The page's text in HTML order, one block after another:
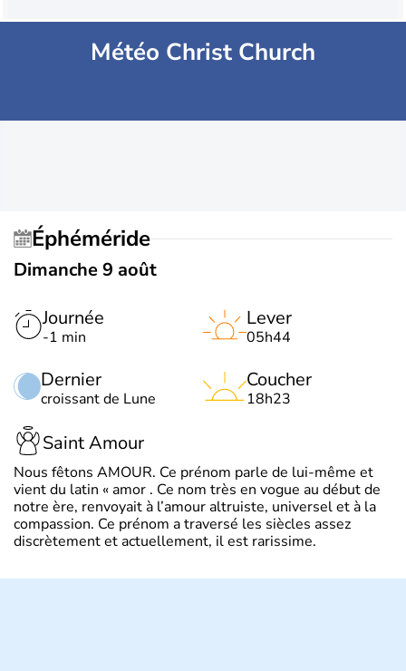
Météo Christ Church
Éphéméride
Dimanche 9 août
Journée
-1 min
Dernier
croissant de Lune
Lever
05h44
Coucher
18h23
Saint Amour
Nous fêtons AMOUR. Ce prénom parle de lui-même et
vient du latin « amor . Ce nom très en vogue au début de
notre ère, renvoyait à l’amour altruiste, universel et à la
compassion. Ce prénom a traversé les siècles assez
discrètement et actuellement, il est rarissime.